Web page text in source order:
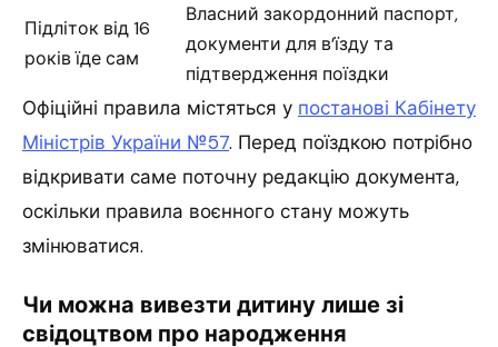
Підліток від 16
років їде сам
Власний закордонний паспорт,
документи для в’їзду та
підтвердження поїздки
Офіційні правила містяться у постанові Кабінету
Міністрів України №57. Перед поїздкою потрібно
відкривати саме поточну редакцію документа,
оскільки правила воєнного стану можуть
змінюватися.
Чи можна вивезти дитину лише зі
свідоцтвом про народження